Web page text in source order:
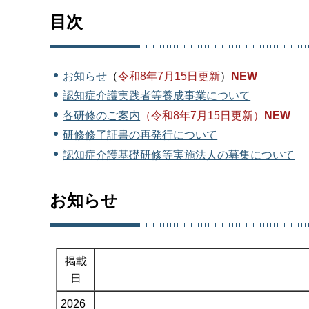
目次
お知らせ （令和8年7月15日更新）
NEW
認知症介護実践者等養成事業について
各研修のご案内 （令和8年7月15日更新）
NEW
研修修了証書の再発行について
認知症介護基礎研修等実施法人の募集について
お知らせ
掲載
日
2026